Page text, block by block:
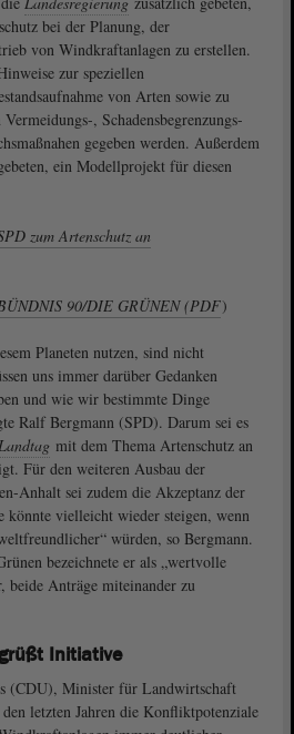
bei der Planung, der
von Windkraftanlagen zu erstellen.
zur speziellen
von Arten sowie zu
, Schadensbegrenzungs-
gegeben werden. Außerdem
ein Modellprojekt für diesen
zum Artenschutz an
90/DIE GRÜNEN (PDF)
Planeten nutzen, sind nicht
uns immer darüber Gedanken
und wie wir bestimmte Dinge
Ralf Bergmann (SPD). Darum sei es
mit dem Thema Artenschutz an
Für den weiteren Ausbau der
Anhalt sei zudem die Akzeptanz der
vielleicht wieder steigen, wenn
würden, so Bergmann.
bezeichnete er als „wertvolle
beide Anträge miteinander zu
Initiative
(CDU), Minister für Landwirtschaft
letzten Jahren die Konfliktpotenziale